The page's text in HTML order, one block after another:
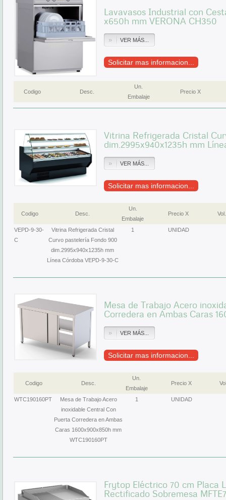
Lavavasos Industrial con
x650h mm VERONA CH350
VER MÁS...
Solicitar mas informacion...
Codigo Desc.
Un.
Embalaje
Precio X
Vitrina Refrigerada Cristal
dim.2995x940x1235h mm
VER MÁS...
Solicitar mas informacion...
Codigo Desc.
Un.
Embalaje
Precio X Vol.
VEPD-9-30-
C
Vitrina Refrigerada Cristal
Curvo pastelería Fondo 900
dim.2995x940x1235h mm
Línea Córdoba VEPD-9-30-C
1 UNIDAD
Mesa de Trabajo Acero
Corredera en Ambas Caras
VER MÁS...
Solicitar mas informacion...
Codigo Desc.
Un.
Embalaje
Precio X
WTC190160PT
Mesa de Trabajo Acero
inoxidable Central Con
Puerta Corredera en Ambas
Caras 1600x900x850h mm
WTC190160PT
1 UNIDAD
Frytop Eléctrico 70 cm Placa
Rectificado Sobremesa